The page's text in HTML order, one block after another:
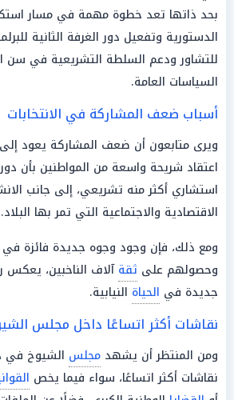
بحد ذاتها تعد خطوة مهمة في مسار
الدستورية وتفعيل دور الغرفة الثانية
للتشاور ودعم السلطة التشريعية في سن
السياسات العامة.
أسباب ضعف المشاركة في الانتخابات
ويرى متابعون أن ضعف المشاركة يعود إلى
اعتقاد شريحة واسعة من المواطنين بأن
استشاري أكثر منه تشريعي، إلى جانب
الاقتصادية والاجتماعية التي تمر بها البلاد.
ومع ذلك، فإن وجود وجوه جديدة فائزة في
وحصولهم على ثقةآلاف الناخبين،
جديدة في الحياة النيابية.
نقاشات أكثر اتساعًا داخل مجلس
ومن المنتظر أن يشهد مجلس الشيوخ في
نقاشات أكثر اتساعًا، سواء فيما يخص